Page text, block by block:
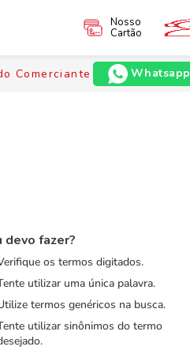
Nosso
Cartão
Comerciante Whatsapp
devo fazer?
os termos digitados.
utilizar uma única palavra.
termos genéricos na busca.
utilizar sinônimos do termo